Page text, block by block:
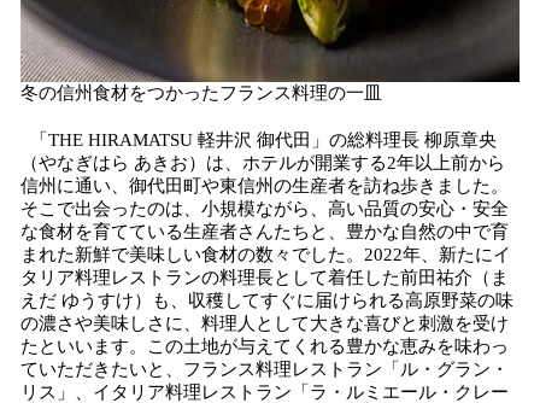
冬の信州食材をつかったフランス料理の一皿
「THE HIRAMATSU 軽井沢 御代田」の総料理長 柳原章央
（やなぎはら あきお）は、ホテルが開業する2年以上前から
信州に通い、御代田町や東信州の生産者を訪ね歩きました。
そこで出会ったのは、小規模ながら、高い品質の安心・安全
な食材を育てている生産者さんたちと、豊かな自然の中で育
まれた新鮮で美味しい食材の数々でした。2022年、新たにイ
タリア料理レストランの料理長として着任した前田祐介（ま
えだ ゆうすけ）も、収穫してすぐに届けられる高原野菜の味
の濃さや美味しさに、料理人として大きな喜びと刺激を受け
たといいます。この土地が与えてくれる豊かな恵みを味わっ
ていただきたいと、フランス料理レストラン「ル・グラン・
リス」、イタリア料理レストラン「ラ・ルミエール・クレー